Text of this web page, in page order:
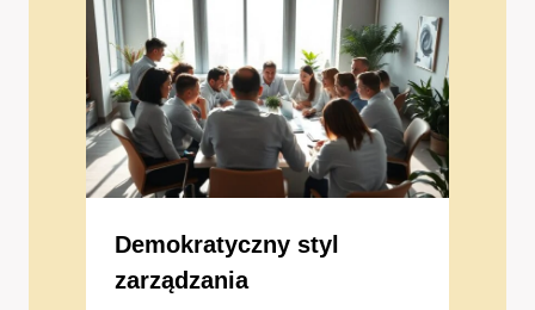
Demokratyczny styl
zarządzania